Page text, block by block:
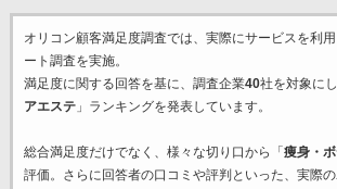
オリコン顧客満足度調査では、実際にサービスを利
ート調査を実施。
満足度に関する回答を基に、調査企業40社を対象に
アエステ」ランキングを発表しています。
総合満足度だけでなく、様々な切り口から「 痩身・
評価。さらに回答者の口コミや評判といった、実際